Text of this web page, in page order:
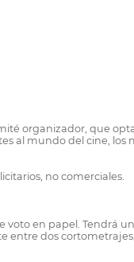
organizador, que
al mundo del cine, los
no comerciales.
voto en papel. Tendrá
entre dos